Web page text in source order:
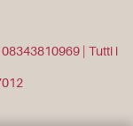
| Tutti i